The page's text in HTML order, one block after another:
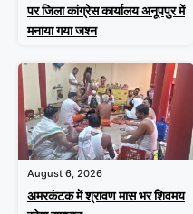
पर जिला कांग्रेस कार्यालय अनूपपुर में
मनाया गया जश्न
August 6, 2026
अमरकंटक में श्रावण मास भर शिवमय